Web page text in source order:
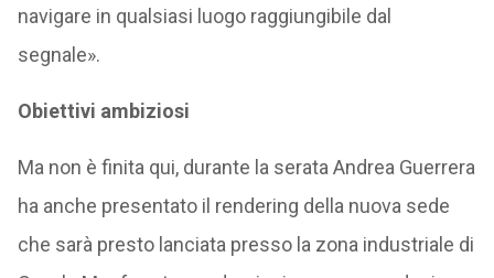
navigare in qualsiasi luogo raggiungibile dal
segnale».
Obiettivi ambiziosi
Ma non è finita qui, durante la serata Andrea Guerrera
ha anche presentato il rendering della nuova sede
che sarà presto lanciata presso la zona industriale di